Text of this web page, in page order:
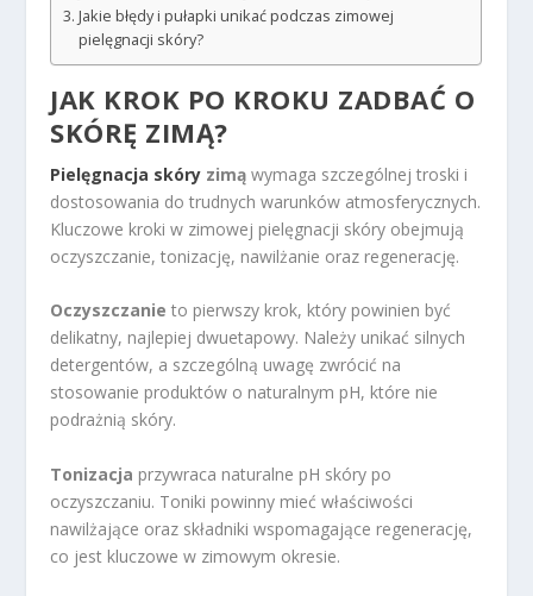
Jakie błędy i pułapki unikać podczas zimowej
pielęgnacji skóry?
JAK KROK PO KROKU ZADBAĆ O
SKÓRĘ ZIMĄ?
Pielęgnacja skóry zimą wymaga szczególnej troski i
dostosowania do trudnych warunków atmosferycznych.
Kluczowe kroki w zimowej pielęgnacji skóry obejmują
oczyszczanie, tonizację, nawilżanie oraz regenerację.
Oczyszczanie to pierwszy krok, który powinien być
delikatny, najlepiej dwuetapowy. Należy unikać silnych
detergentów, a szczególną uwagę zwrócić na
stosowanie produktów o naturalnym pH, które nie
podrażnią skóry.
Tonizacja przywraca naturalne pH skóry po
oczyszczaniu. Toniki powinny mieć właściwości
nawilżające oraz składniki wspomagające regenerację,
co jest kluczowe w zimowym okresie.